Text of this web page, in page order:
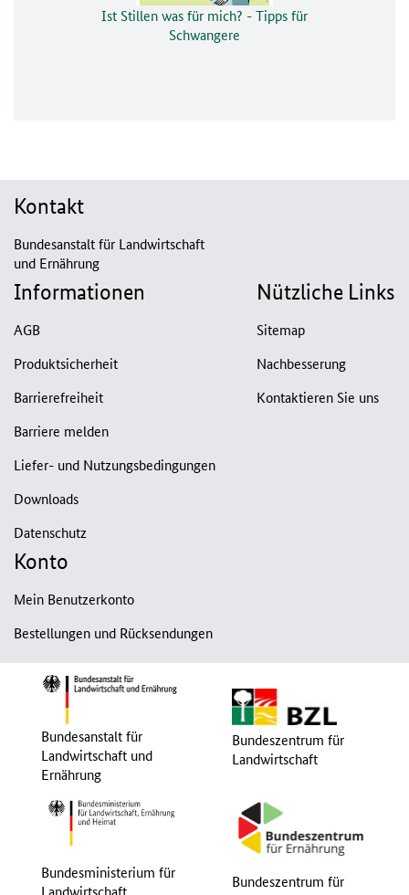
Ist Stillen was für mich? - Tipps für
Schwangere
Kontakt
Bundesanstalt für Landwirtschaft
und Ernährung
Informationen
AGB
Produktsicherheit
Barrierefreiheit
Barriere melden
Liefer- und Nutzungsbedingungen
Downloads
Datenschutz
Nützliche Links
Sitemap
Nachbesserung
Kontaktieren Sie uns
Konto
Mein Benutzerkonto
Bestellungen und Rücksendungen
Bundesanstalt für
Landwirtschaft und
Ernährung
Bundeszentrum für
Landwirtschaft
Bundesministerium für
Landwirtschaft,
Bundeszentrum für